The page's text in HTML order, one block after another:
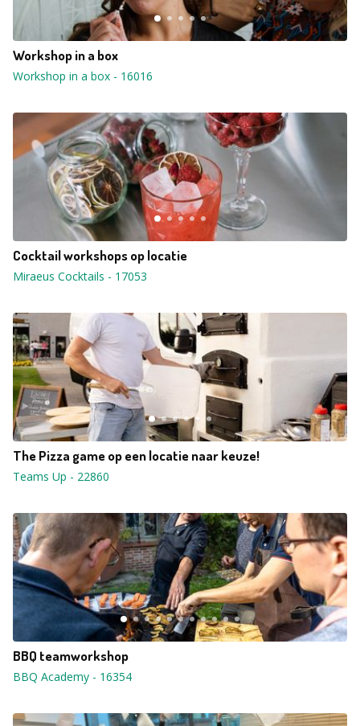
Workshop in a box
Workshop in a box - 16016
Cocktail workshops op locatie
Miraeus Cocktails - 17053
The Pizza game op een locatie naar keuze!
Teams Up - 22860
BBQ teamworkshop
BBQ Academy - 16354